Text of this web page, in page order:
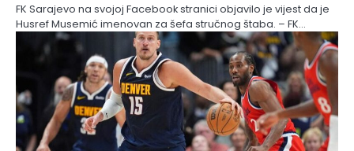
FK Sarajevo na svojoj Facebook stranici objavilo je vijest da je
Husref Musemić imenovan za šefa stručnog štaba. – FK…